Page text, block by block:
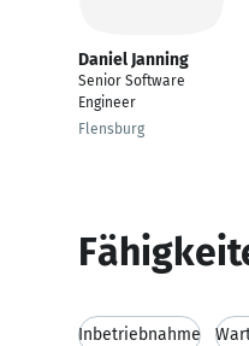
Daniel Janning
Senior Software
Engineer
Flensburg
Inbetriebnahme